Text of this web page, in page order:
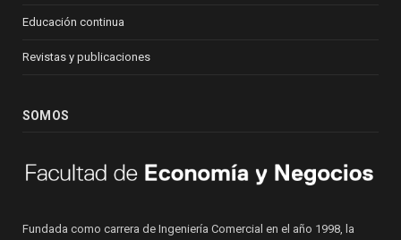
Educación continua
Revistas y publicaciones
SOMOS
Fundada como carrera de Ingeniería Comercial en el año 1998, la